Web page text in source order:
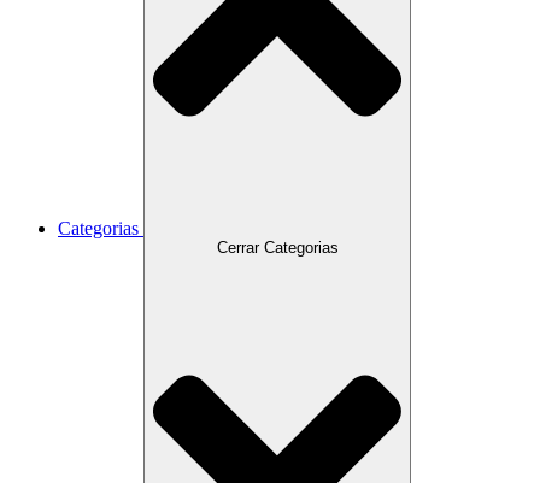
Categorias
Cerrar Categorias